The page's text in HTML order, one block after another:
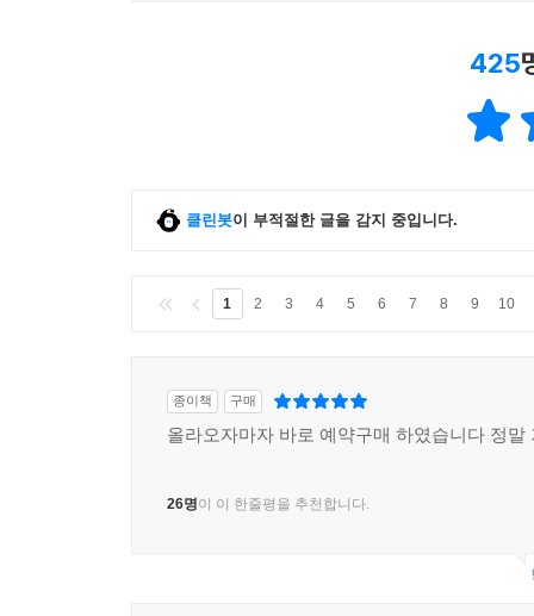
425
클린봇이 부적절한 글을 감지 중입니다.
1 2 3 4 5 6 7 8 9 10
종이책 구매
올라오자마자 바로 예약구매 하였습니다 정말
26명이 이 한줄평을 추천합니다.